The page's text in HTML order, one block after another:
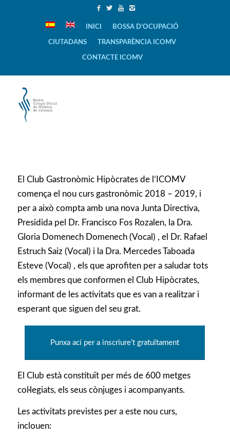
INICI BOSSA D’OCUPACIÓ
CIUTADANS TRANSPARÈNCIA ICOMV
CONTACTE ICOMV
El Club Gastronòmic Hipòcrates de l’ICOMV
comença el nou curs gastronòmic 2018 – 2019, i
per a això compta amb una nova Junta Directiva,
Presidida pel Dr. Francisco Fos Rozalen, la Dra.
Gloria Domenech Domenech (Vocal) , el Dr. Rafael
Estruch Saiz (Vocal) i la Dra. Mercedes Taboada
Esteve (Vocal) , els que aprofiten per a saludar tots
els membres que conformen el Club Hipòcrates,
informant de les activitats que es van a realitzar i
esperant que siguen del seu grat.
Punxa ací per a inscriure’t gratuïtament
El Club està constituït per més de 600 metges
col·legiats, els seus cònjuges i acompanyants.
Les activitats previstes per a este nou curs,
inclouen: